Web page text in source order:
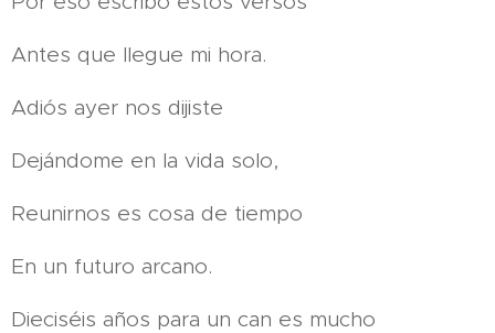
Antes que llegue mi hora.
Adiós ayer nos dijiste
Dejándome en la vida solo,
Reunirnos es cosa de tiempo
En un futuro arcano.
Dieciséis años para un can es mucho